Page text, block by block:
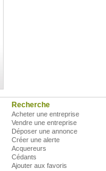
Recherche
Acheter une entreprise
Vendre une entreprise
Déposer une annonce
Créer une alerte
Acquereurs
Cédants
Ajouter aux favoris